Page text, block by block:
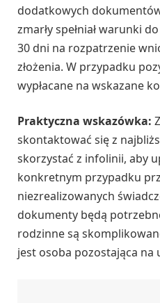
dodatkowych
zmarły spełniał warunki
30 dni na rozpatrzenie
złożenia. W przypadku
wypłacane na wskazane
Praktyczna wskazówka:
skontaktować się z
skorzystać z infolinii, aby
konkretnym przypadku
niezrealizowanych
dokumenty będą
rodzinne są
jest osoba pozostająca na